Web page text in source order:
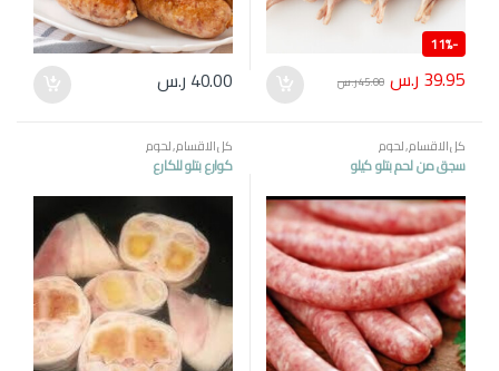
-
11%
39.95 ر.س 45.00ر.س 40.00 ر.س
كل الاقسام,لحوم
سجق من لحم بتلو كيلو
كل الاقسام,لحوم
كوارع بتلو للكارع